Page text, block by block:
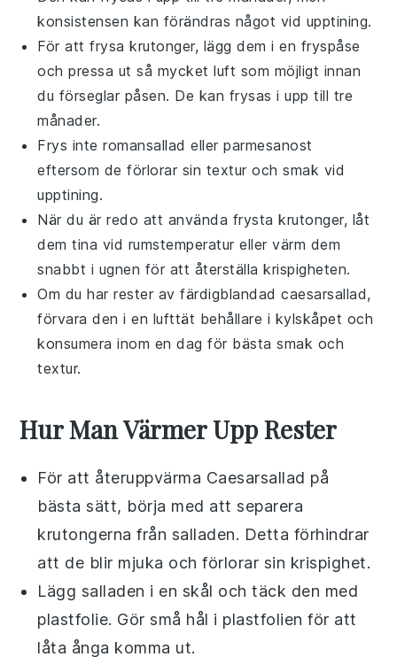
konsistensen kan förändras något vid upptining.
För att frysakrutonger, lägg dem i en fryspåse
och pressa ut så mycket luft som möjligt innan
du förseglar påsen. De kan frysas i upp till tre
månader.
Frys interomansallad ellerparmesanost
eftersom de förlorar sin textur och smak vid
upptining.
När du är redo att använda frystakrutonger, låt
dem tina vid rumstemperatur eller värm dem
snabbt i ugnen för att återställa krispigheten.
Om du har rester av färdigblandadcaesarsallad,
förvara den i en lufttät behållare i kylskåpet och
konsumera inom en dag för bästa smak och
textur.
Hur Man Värmer Upp Rester
För att återuppvärma Caesarsallad på
bästa sätt, börja med att separera
krutongerna från salladen. Detta förhindrar
att de blir mjuka och förlorar sin krispighet.
Lägg salladen i en skål och täck den med
plastfolie. Gör små hål i plastfolien för att
låta ånga komma ut.